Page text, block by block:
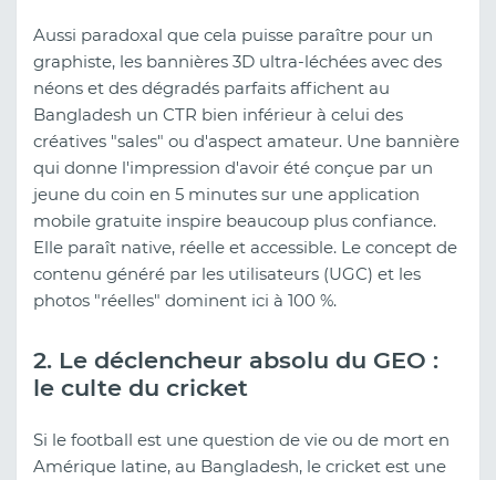
Aussi paradoxal que cela puisse paraître pour un
graphiste, les bannières 3D ultra-léchées avec des
néons et des dégradés parfaits affichent au
Bangladesh un CTR bien inférieur à celui des
créatives "sales" ou d'aspect amateur. Une bannière
qui donne l'impression d'avoir été conçue par un
jeune du coin en 5 minutes sur une application
mobile gratuite inspire beaucoup plus confiance.
Elle paraît native, réelle et accessible. Le concept de
contenu généré par les utilisateurs (UGC) et les
photos "réelles" dominent ici à 100 %.
2. Le déclencheur absolu du GEO :
le culte du cricket
Si le football est une question de vie ou de mort en
Amérique latine, au Bangladesh, le cricket est une